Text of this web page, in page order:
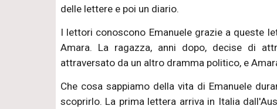
delle lettere e poi un diario.
I lettori conoscono Emanuele grazie a queste
Amara. La ragazza, anni dopo, decise di
attraversato da un altro dramma politico, e
Che cosa sappiamo della vita di Emanuele
scoprirlo. La prima lettera arriva in Italia